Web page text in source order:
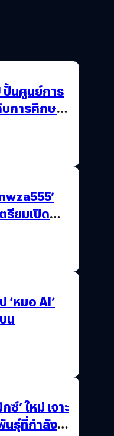
ปั้นศูนย์การ
บการศึกษา
รียมเปิด
‘หมอ AI’
น
’ ใหม่ เจาะ
นธุ์ที่กำลัง